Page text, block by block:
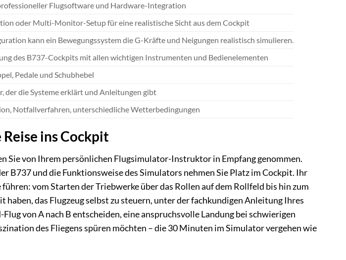
Flugsoftware und Hardware-Integration
oder Multi-Monitor-Setup für eine realistische Sicht aus dem Cockpit
kann ein Bewegungssystem die G-Kräfte und Neigungen realistisch simulieren.
des B737-Cockpits mit allen wichtigen Instrumenten und Bedienelementen
Pedale und Schubhebel
der die Systeme erklärt und Anleitungen gibt
Notfallverfahren, unterschiedliche Wetterbedingungen
ins Cockpit
Sie von Ihrem persönlichen Flugsimulator-Instruktor in Empfang genommen.
B737 und die Funktionsweise des Simulators nehmen Sie Platz im Cockpit. Ihr
vom Starten der Triebwerke über das Rollen auf dem Rollfeld bis hin zum
das Flugzeug selbst zu steuern, unter der fachkundigen Anleitung Ihres
von A nach B entscheiden, eine anspruchsvolle Landung bei schwierigen
des Fliegens spüren möchten – die 30 Minuten im Simulator vergehen wie